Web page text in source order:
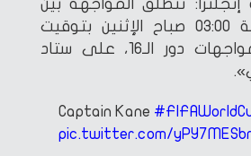
تنطلق المواجهة بين
المنتخبين الساعة 03:00 صباح الإثنين بتوقيت
القاهرة، ضمن مواجهات دور الـ16، على ستاد
Captain Kane
pic.twitter.com/